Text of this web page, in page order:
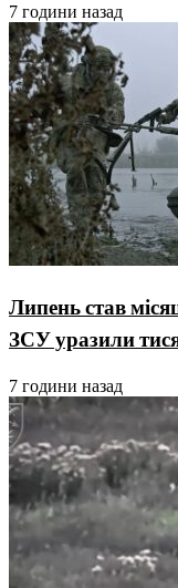
7 години назад
Липень став
ЗСУ уразили
7 години назад